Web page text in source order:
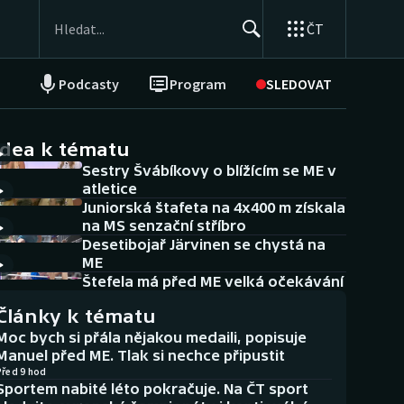
ČT
Podcasty Program SLEDOVAT
NEPŘEHLÉDNĚTE
Historické návraty
Aplikace ČT sport
AZ kvíz
k tématu
Sestry Švábíkovy o blížícím se ME v
atletice
Juniorská štafeta na 4x400 m získala
na MS senzační stříbro
Desetibojař Järvinen se chystá na
ME
Štefela má před ME velká očekávání
k tématu
bych si přála nějakou medaili, popisuje
před ME. Tlak si nechce připustit
9 hod
nabité léto pokračuje. Na ČT sport